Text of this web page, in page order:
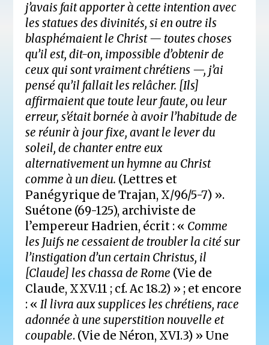
j’avais fait apporter à cette intention avec
les statues des divinités, si en outre ils
blasphémaient le Christ — toutes choses
qu’il est, dit-on, impossible d’obtenir de
ceux qui sont vraiment chrétiens —, j’ai
pensé qu’il fallait les relâcher. [Ils]
affirmaient que toute leur faute, ou leur
erreur, s’était bornée à avoir l’habitude de
se réunir à jour fixe, avant le lever du
soleil, de chanter entre eux
alternativement un hymne au Christ
comme à un dieu. (Lettres et
Panégyrique de Trajan, X/96/5-7) ».
Suétone (69-125), archiviste de
l’empereur Hadrien, écrit : « Comme
les Juifs ne cessaient de troubler la cité sur
l’instigation d’un certain Christus, il
[Claude] les chassa de Rome (Vie de
Claude, XXV.11 ; cf. Ac 18.2) » ; et encore
: « Il livra aux supplices les chrétiens, race
adonnée à une superstition nouvelle et
coupable. (Vie de Néron, XVI.3) » Une